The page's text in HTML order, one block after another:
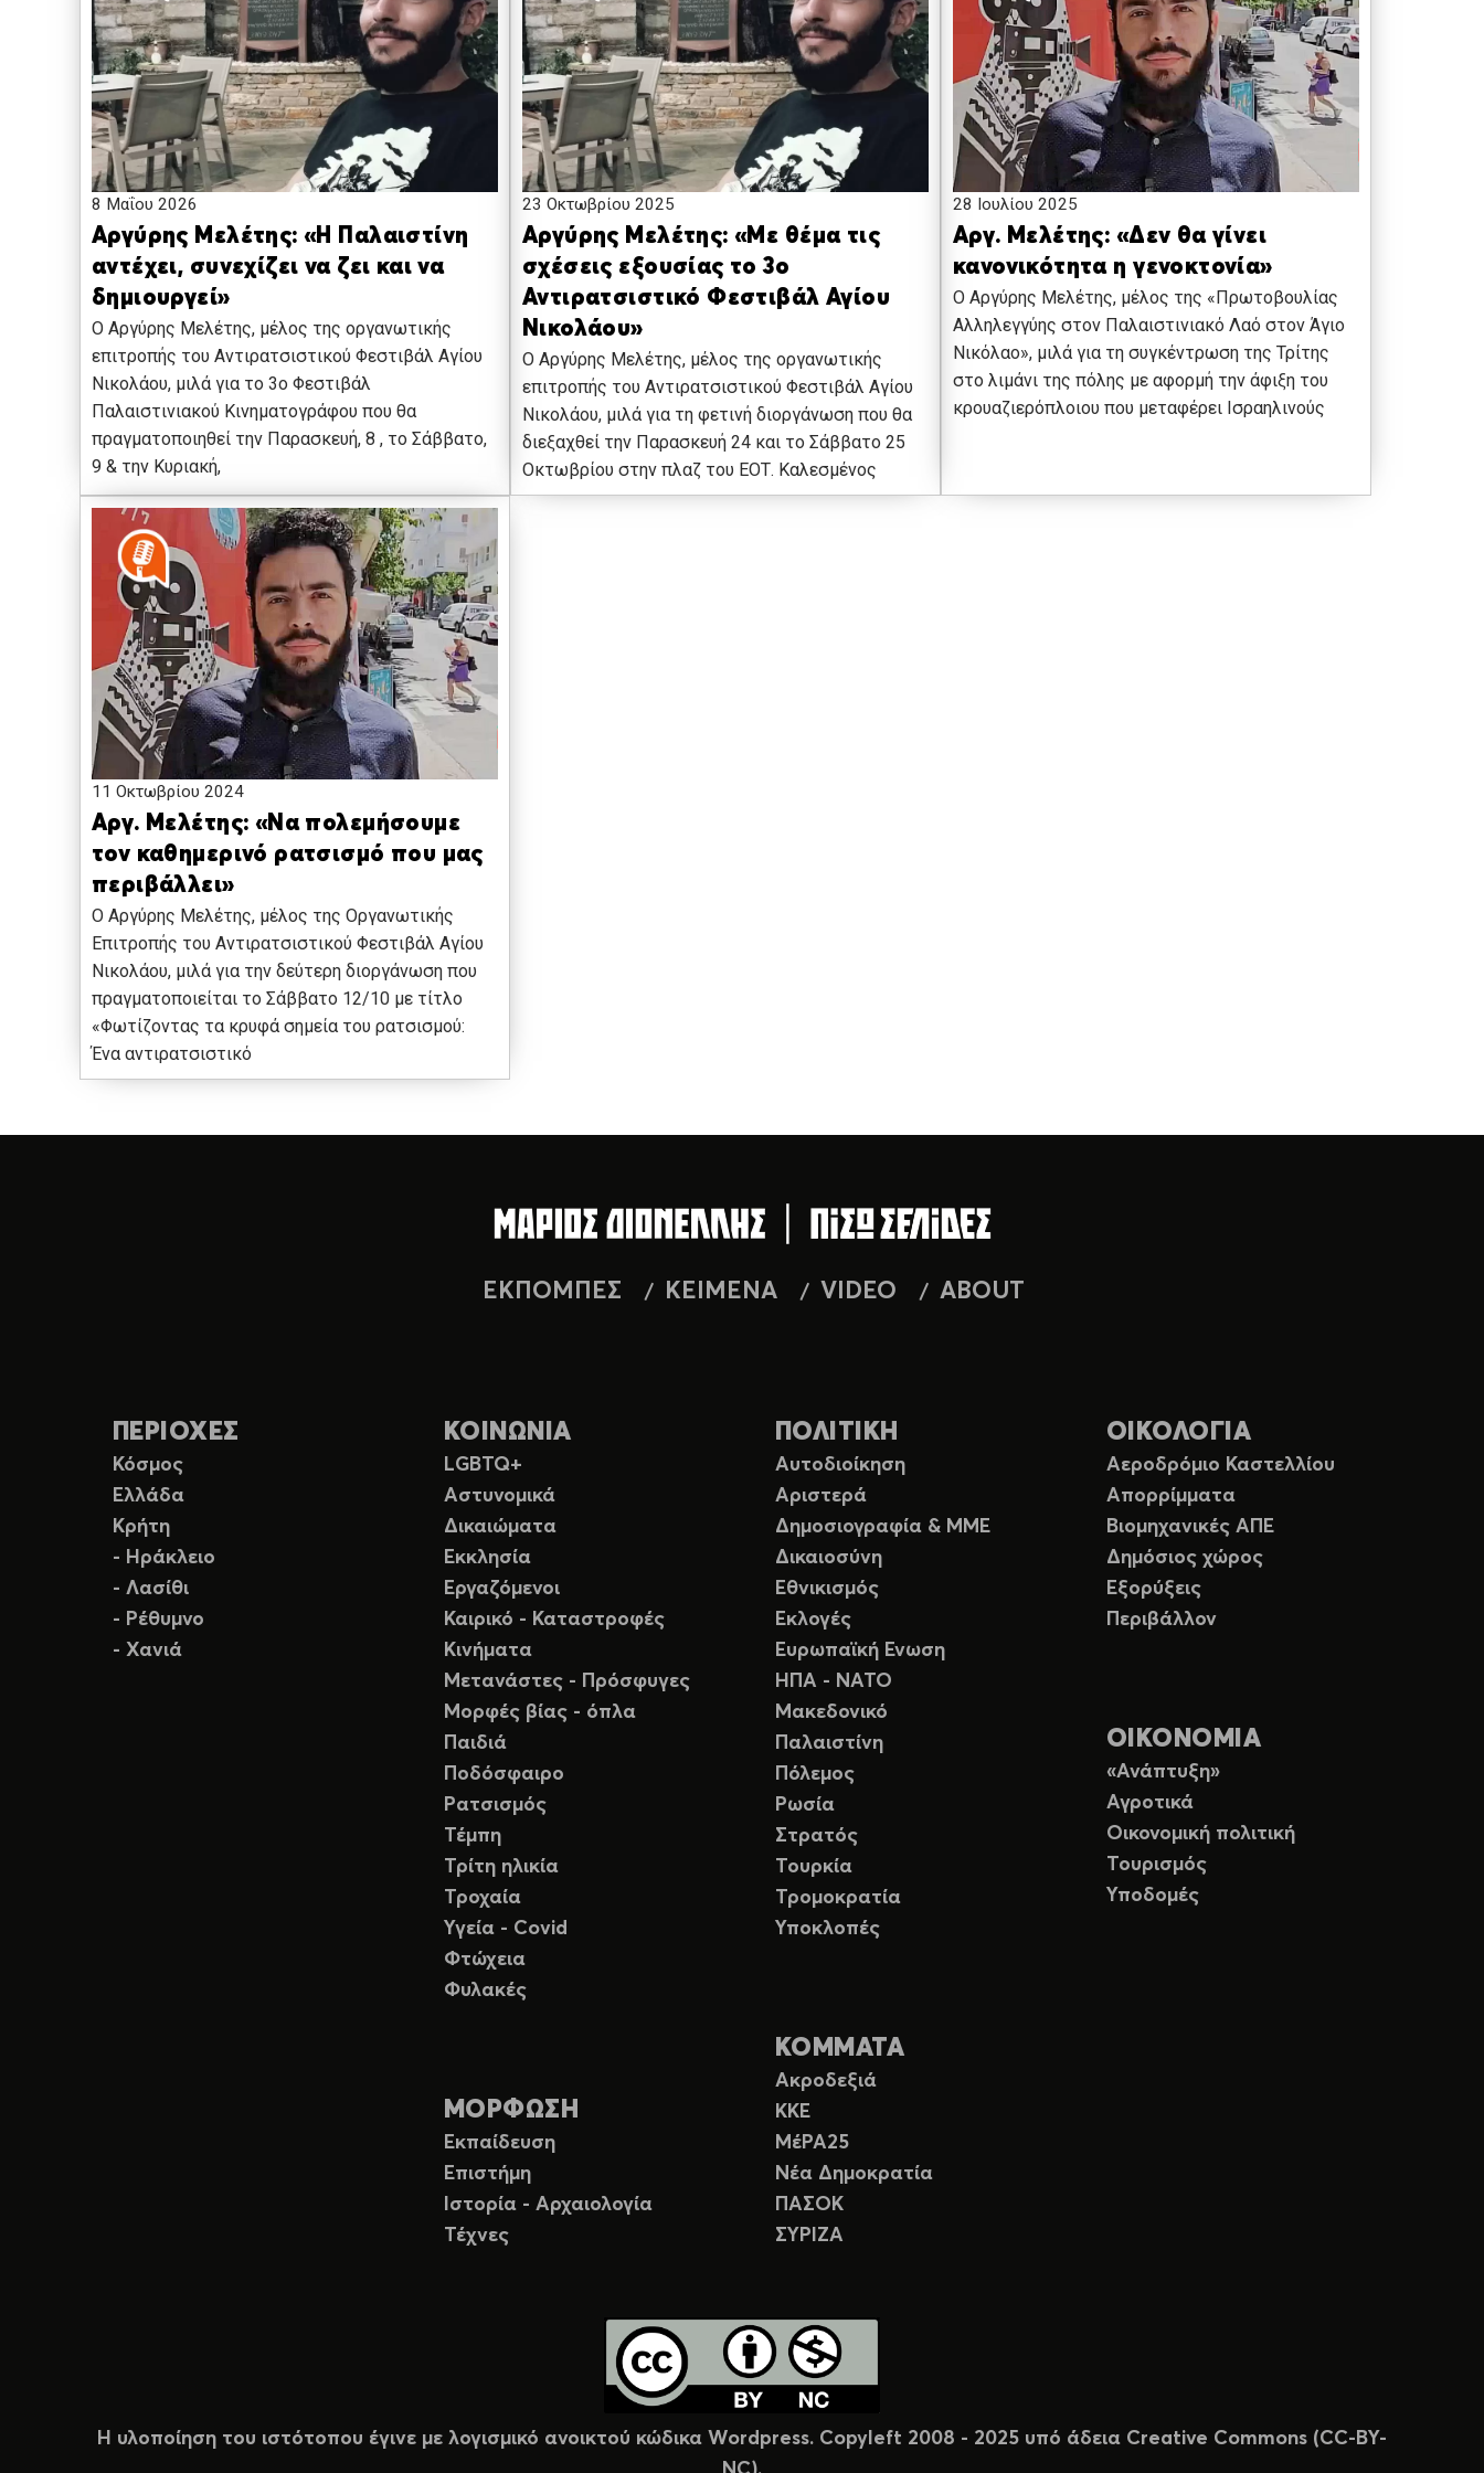
8 Μαΐου 2026
Αργύρης Μελέτης: «Η Παλαιστίνη
αντέχει, συνεχίζει να ζει και να
δημιουργεί»
Ο Αργύρης Μελέτης, μέλος της οργανωτικής
επιτροπής του Αντιρατσιστικού Φεστιβάλ Αγίου
Νικολάου, μιλά για το 3ο Φεστιβάλ
Παλαιστινιακού Κινηματογράφου που θα
πραγματοποιηθεί την Παρασκευή, 8 , το Σάββατο,
9 & την Κυριακή,
23 Οκτωβρίου 2025
Αργύρης Μελέτης: «Με θέμα τις
σχέσεις εξουσίας το 3ο
Αντιρατσιστικό Φεστιβάλ Αγίου
Νικολάου»
O Αργύρης Μελέτης, μέλος της οργανωτικής
επιτροπής του Αντιρατσιστικού Φεστιβάλ Αγίου
Νικολάου, μιλά για τη φετινή διοργάνωση που θα
διεξαχθεί την Παρασκευή 24 και το Σάββατο 25
Οκτωβρίου στην πλαζ του ΕΟΤ. Καλεσμένος
28 Ιουλίου 2025
Αργ. Μελέτης: «Δεν θα γίνει
κανονικότητα η γενοκτονία»
O Αργύρης Μελέτης, μέλος της «Πρωτοβουλίας
Αλληλεγγύης στον Παλαιστινιακό Λαό στον Άγιο
Νικόλαο», μιλά για τη συγκέντρωση της Τρίτης
στο λιμάνι της πόλης με αφορμή την άφιξη του
κρουαζιερόπλοιου που μεταφέρει Ισραηλινούς
11 Οκτωβρίου 2024
Αργ. Μελέτης: «Να πολεμήσουμε
τον καθημερινό ρατσισμό που μας
περιβάλλει»
Ο Αργύρης Μελέτης, μέλος της Οργανωτικής
Επιτροπής του Αντιρατσιστικού Φεστιβάλ Αγίου
Νικολάου, μιλά για την δεύτερη διοργάνωση που
πραγματοποιείται το Σάββατο 12/10 με τίτλο
«Φωτίζοντας τα κρυφά σημεία του ρατσισμού:
Ένα αντιρατσιστικό
ΕΚΠΟΜΠΕΣ ΚΕΙΜΕΝΑ VIDEO ABOUT
ΠΕΡΙΟΧΕΣ
Κόσμος
Ελλάδα
Κρήτη
- Ηράκλειο
- Λασίθι
- Ρέθυμνο
- Χανιά
ΚΟΙΝΩΝΙΑ
LGBTQ+
Αστυνομικά
Δικαιώματα
Εκκλησία
Εργαζόμενοι
Καιρικό - Καταστροφές
Κινήματα
Μετανάστες - Πρόσφυγες
Μορφές βίας - όπλα
Παιδιά
Ποδόσφαιρο
Ρατσισμός
Τέμπη
Τρίτη ηλικία
Τροχαία
Υγεία - Covid
Φτώχεια
Φυλακές
ΜΟΡΦΩΣΗ
Εκπαίδευση
Επιστήμη
Ιστορία - Αρχαιολογία
Τέχνες
ΠΟΛΙΤΙΚΗ
Αυτοδιοίκηση
Αριστερά
Δημοσιογραφία & ΜΜΕ
Δικαιοσύνη
Εθνικισμός
Εκλογές
Ευρωπαϊκή Ενωση
ΗΠΑ - ΝΑΤΟ
Μακεδονικό
Παλαιστίνη
Πόλεμος
Ρωσία
Στρατός
Τουρκία
Τρομοκρατία
Υποκλοπές
ΚΟΜΜΑΤΑ
Ακροδεξιά
ΚΚΕ
ΜέΡΑ25
Νέα Δημοκρατία
ΠΑΣΟΚ
ΣΥΡΙΖΑ
ΟΙΚΟΛΟΓΙΑ
Αεροδρόμιο Καστελλίου
Απορρίμματα
Βιομηχανικές ΑΠΕ
Δημόσιος χώρος
Εξορύξεις
Περιβάλλον
ΟΙΚΟΝΟΜΙΑ
«Ανάπτυξη»
Αγροτικά
Οικονομική πολιτική
Τουρισμός
Υποδομές
Η υλοποίηση του ιστότοπου έγινε με λογισμικό ανοικτού κώδικα Wordpress. Copyleft 2008 - 2025 υπό άδεια Creative Commons (CC-BY-